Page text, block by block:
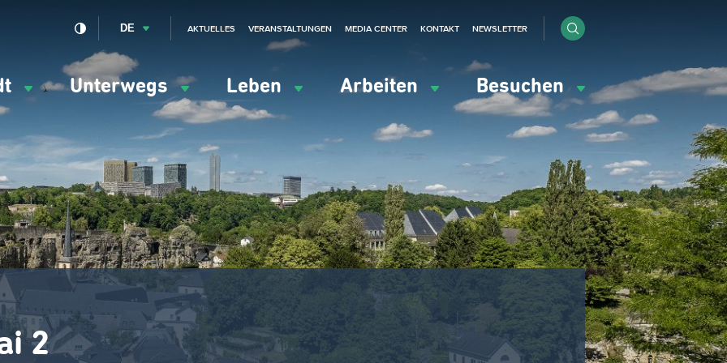
Unterwegs Leben Arbeiten Besuchen
DE AKTUELLES VERANSTALTUNGEN MEDIA CENTER KONTAKT NEWSLETTER
2